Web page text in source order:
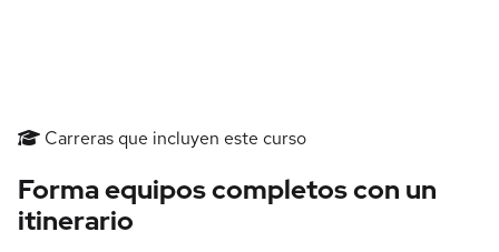
Carreras que incluyen este curso
Forma equipos completos con un
itinerario